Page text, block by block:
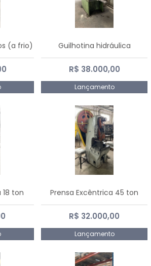
(a frio) Guilhotina hidráulica
R$ 38.000,00
Lançamento
18 ton Prensa Excêntrica 45 ton
R$ 32.000,00
Lançamento